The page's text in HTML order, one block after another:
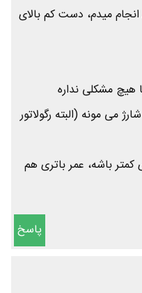
میدم، دست کم بالای
هیچ مشکلی نداره
می مونه (البته رگولاتور
باشه، عمر باتری هم
پاسخ